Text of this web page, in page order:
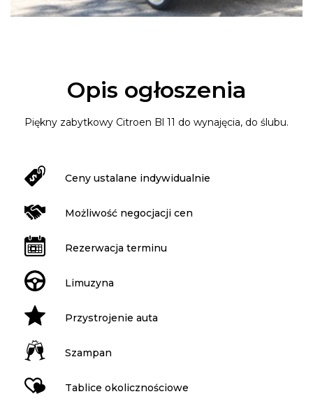
Opis ogłoszenia
Piękny zabytkowy Citroen Bl 11 do wynajęcia, do ślubu.
Ceny ustalane indywidualnie
Możliwość negocjacji cen
Rezerwacja terminu
Limuzyna
Przystrojenie auta
Szampan
Tablice okolicznościowe